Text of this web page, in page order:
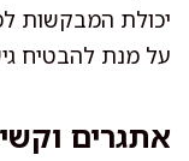
יכולת המבקשות
על מנת להבטיח
אתגרים